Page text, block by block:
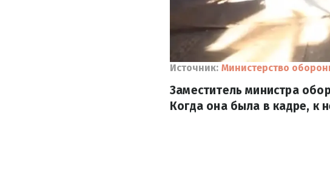
Источник: Министерство
Заместитель министра
Когда она была в кадре, к